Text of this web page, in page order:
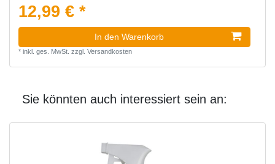
12,99 € *
In den Warenkorb
* inkl. ges. MwSt. zzgl. Versandkosten
Sie könnten auch interessiert sein an: